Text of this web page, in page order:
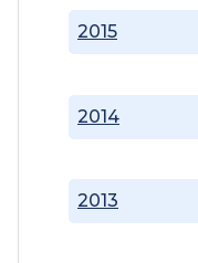
2013
2014
2015